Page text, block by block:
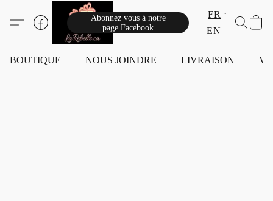
Abonnez vous à notre
page Facebook
FR
EN
BOUTIQUE NOUS JOINDRE LIVRAISON